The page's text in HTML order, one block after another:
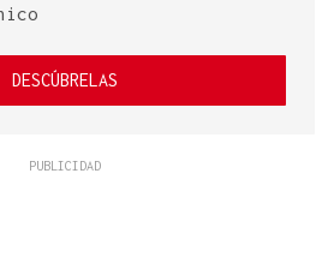
DESCÚBRELAS